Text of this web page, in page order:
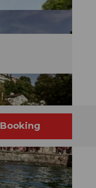
Booking